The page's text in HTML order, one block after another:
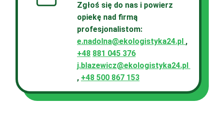
Zgłoś się do nas i powierz
opiekę nad firmą
profesjonalistom:
e.nadolna@ekologistyka24.pl ,
+48 881 045 376
j.blazewicz@ekologistyka24.pl
, +48 500 867 153